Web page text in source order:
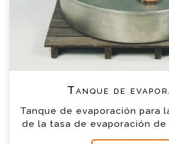
Tanque de
Tanque de evaporación para
de la tasa de evaporación de